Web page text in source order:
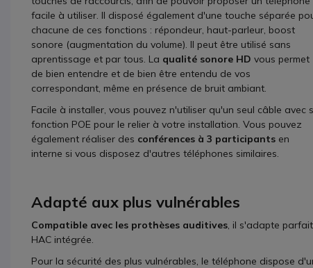
facile à utiliser. Il disposé également d'une touche séparée
chacune de ces fonctions : répondeur, haut-parleur, boost
sonore (augmentation du volume). Il peut être utilisé sans
aprentissage et par tous. La qualité sonore HD vous permet
de bien entendre et de bien être entendu de vos
correspondant, même en présence de bruit ambiant.
Facile à installer, vous pouvez n'utiliser qu'un seul câble avec
fonction POE pour le relier à votre installation. Vous pouvez
également réaliser des conférences à 3 participants en
interne si vous disposez d'autres téléphones similaires.
Adapté aux plus vulnérables
Compatible avec les prothèses auditives , il s'adapte
HAC intégrée.
Pour la sécurité des plus vulnérables, le téléphone dispose